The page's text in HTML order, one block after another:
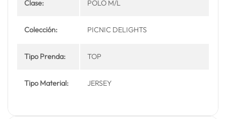
Clase: POLO M/L
Colección: PICNIC DELIGHTS
Tipo Prenda: TOP
Tipo Material: JERSEY